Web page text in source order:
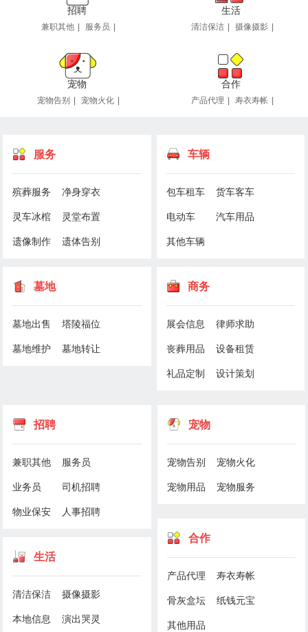
招聘
兼职其他 服务员
生活
清洁保洁 摄像摄影
宠物
宠物告别 宠物火化
合作
产品代理 寿衣寿帐
服务
殡葬服务 净身穿衣
灵车冰棺 灵堂布置
遗像制作 遗体告别
墓地
墓地出售 塔陵福位
墓地维护 墓地转让
车辆
包车租车 货车客车
电动车 汽车用品
其他车辆
商务
展会信息 律师求助
丧葬用品 设备租赁
礼品定制 设计策划
招聘
兼职其他 服务员
业务员 司机招聘
物业保安 人事招聘
生活
清洁保洁 摄像摄影
本地信息 演出哭灵
宠物
宠物告别 宠物火化
宠物用品 宠物服务
合作
产品代理 寿衣寿帐
骨灰盒坛 纸钱元宝
其他用品